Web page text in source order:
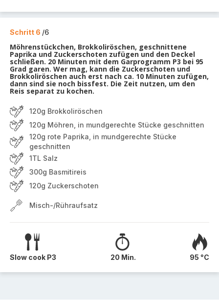
Schritt 6 /6
Möhrenstückchen, Brokkoliröschen, geschnittene
Paprika und Zuckerschoten zufügen und den Deckel
schließen. 20 Minuten mit dem Garprogramm P3 bei 95
Grad garen. Wer mag, kann die Zuckerschoten und
Brokkoliröschen auch erst nach ca. 10 Minuten zufügen,
dann sind sie noch bissfest. Die Zeit nutzen, um den
Reis separat zu kochen.
120g Brokkoliröschen
120g Möhren, in mundgerechte Stücke geschnitten
120g rote Paprika, in mundgerechte Stücke
geschnitten
1TL Salz
300g Basmitireis
120g Zuckerschoten
Misch-/Rühraufsatz
Slow cook P3 20 Min. 95 °C